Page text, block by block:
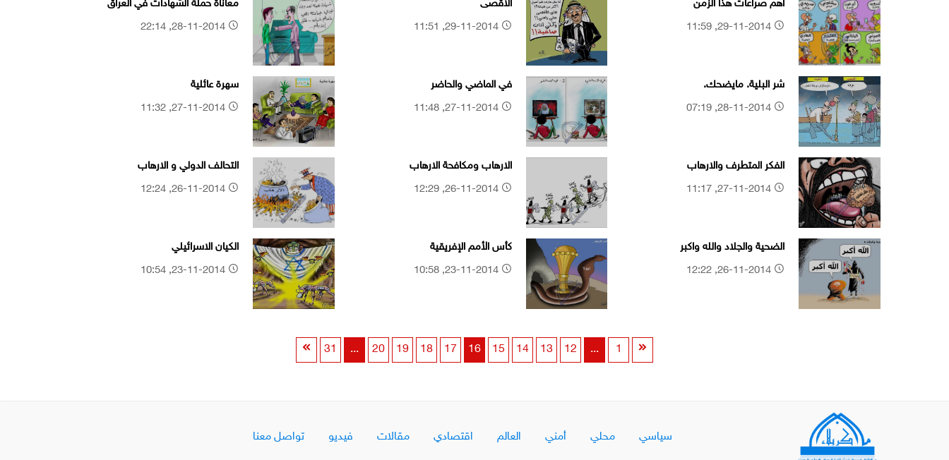
أهم صراعات هذا الزمن
الاقصى
29-11-2014, 11:51
معاناة حملة الشهادات في العراق
شر البلية. مايضحك.
في الماضي والحاضر
27-11-2014, 11:48
سهرة عائلية
الفكر المتطرف والارهاب
الارهاب ومكافحة الارهاب
26-11-2014, 12:29
التحالف الدولي و الارهاب
الضحية والجلاد والله واكبر
كأس الأمم الإفريقية
23-11-2014, 10:58
الكيان الاسرائيلي
1
...
12
13
14
15
16
17
18
19
20
...
31
سياسي محلي أمني العالم اقتصادي مقالات فيديو تواصل معنا